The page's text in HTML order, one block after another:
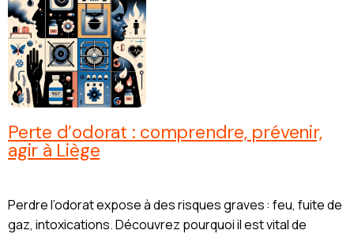
Perte d’odorat : comprendre, prévenir,
agir à Liège
Perdre l’odorat expose à des risques graves : feu, fuite de
gaz, intoxications. Découvrez pourquoi il est vital de